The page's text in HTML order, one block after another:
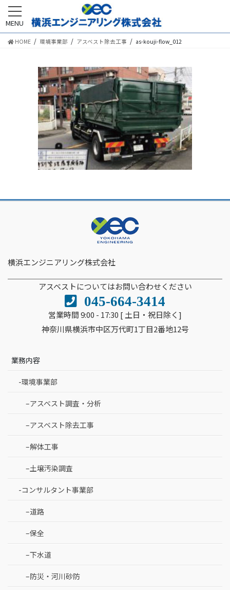
MENU
HOME 環境事業部 アスベスト除去工事 as-kouji-flow_012
横浜エンジニアリング株式会社
アスベストについてはお問い合わせください
045-664-3414
営業時間 9:00 - 17:30 [ 土日・祝日除く]
神奈川県横浜市中区万代町1丁目2番地12号
業務内容
-環境事業部
–アスベスト調査・分析
–アスベスト除去工事
–解体工事
–土壌汚染調査
-コンサルタント事業部
–道路
–保全
–下水道
–防災・河川砂防